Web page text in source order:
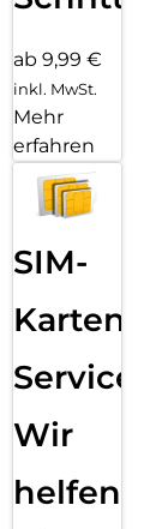
ab 9,99 €
inkl. MwSt.
Mehr
erfahren
SIM-
Karten
Service:
Wir
helfen